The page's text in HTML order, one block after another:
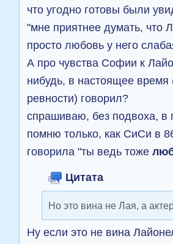
что угодно готовы были
"мне приятнее думать,
просто любовь у него
А про чувства Софии к
нибудь, в настоящее
ревности) говорил?
спрашиваю, без подвоха,
помню только, как СиСи в
говорила "ты ведь тоже
Цитата
Но это вина не Лая, а
Ну если это не вина